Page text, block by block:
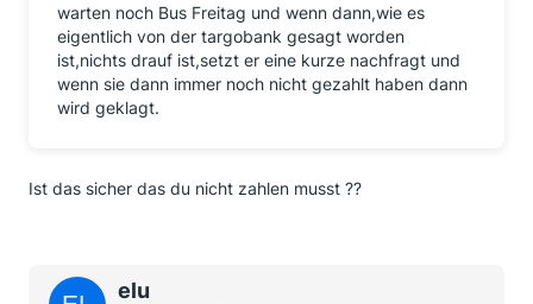
warten noch Bus Freitag und wenn dann,wie es
eigentlich von der targobank gesagt worden
ist,nichts drauf ist,setzt er eine kurze nachfragt und
wenn sie dann immer noch nicht gezahlt haben dann
wird geklagt.
Ist das sicher das du nicht zahlen musst ??
elu